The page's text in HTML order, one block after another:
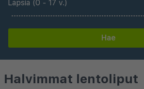
Lapsia (0 - 17 v.)
Hae
Halvimmat lentoliput